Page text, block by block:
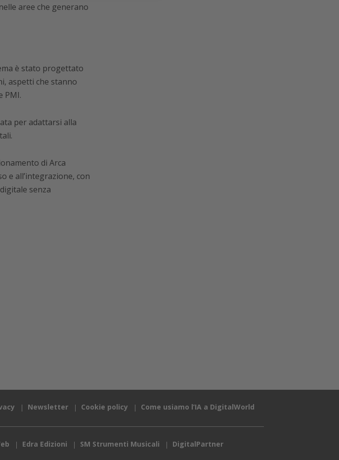
aree che generano
è stato progettato
aspetti che stanno
PMI.
per adattarsi alla
di Arca
e all’integrazione, con
senza
Newsletter Cookie policy Come usiamo l’IA a DigitalWorld
Edra Edizioni SM Strumenti Musicali DigitalPartner